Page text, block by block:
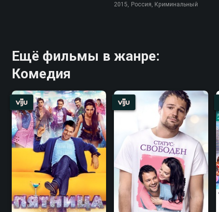
2015, Россия, Криминальный
Ещё фильмы в жанре:
Комедия